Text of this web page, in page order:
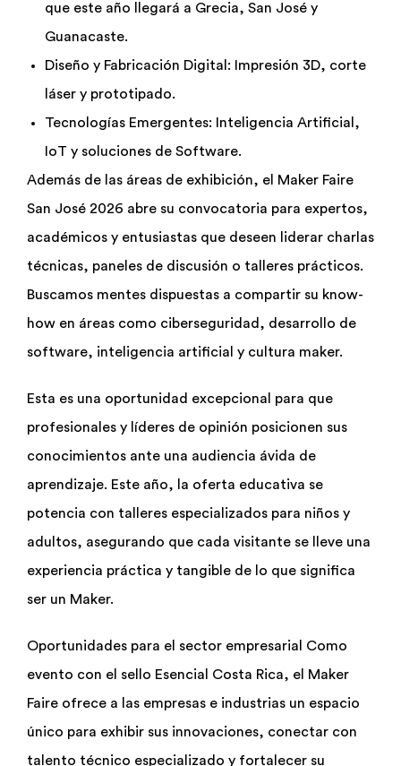
que este año llegará a Grecia, San José y
Guanacaste.
Diseño y Fabricación Digital: Impresión 3D, corte
láser y prototipado.
Tecnologías Emergentes: Inteligencia Artificial,
IoT y soluciones de Software.
Además de las áreas de exhibición, el Maker Faire
San José 2026 abre su convocatoria para expertos,
académicos y entusiastas que deseen liderar charlas
técnicas, paneles de discusión o talleres prácticos.
Buscamos mentes dispuestas a compartir su know-
how en áreas como ciberseguridad, desarrollo de
software, inteligencia artificial y cultura maker.
Esta es una oportunidad excepcional para que
profesionales y líderes de opinión posicionen sus
conocimientos ante una audiencia ávida de
aprendizaje. Este año, la oferta educativa se
potencia con talleres especializados para niños y
adultos, asegurando que cada visitante se lleve una
experiencia práctica y tangible de lo que significa
ser un Maker.
Oportunidades para el sector empresarial Como
evento con el sello Esencial Costa Rica, el Maker
Faire ofrece a las empresas e industrias un espacio
único para exhibir sus innovaciones, conectar con
talento técnico especializado y fortalecer su